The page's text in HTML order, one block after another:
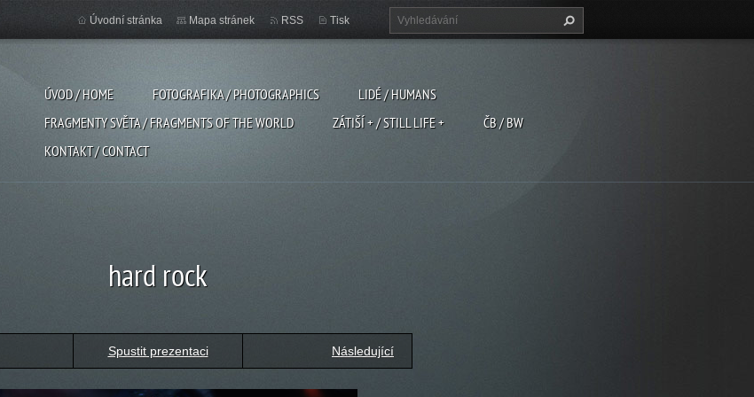
ÚVOD / HOME FOTOGRAFIKA / PHOTOGRAPHICS
LIDÉ / HUMANS
FRAGMENTY SVĚTA / FRAGMENTS OF THE WORLD
ZÁTIŠÍ + / STILL LIFE +
ČB / BW
KONTAKT / CONTACT
Úvodní stránka Mapa stránek RSS Tisk
hard rock
Spustit prezentaci Následující